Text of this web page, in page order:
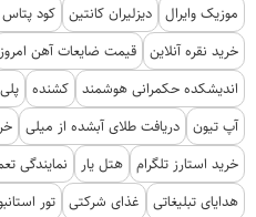
موزیک وایرال دیزلیران کانتین کود پتاس
خرید نقره آنلاین قیمت ضایعات آهن امروز
اندیشکده حکمرانی هوشمند کشنده
آپ تیون دریافت طلای آبشده از میلی
خرید استارز تلگرام هتل یار نمایندگی
هدایای تبلیغاتی
غذای شرکتی تور